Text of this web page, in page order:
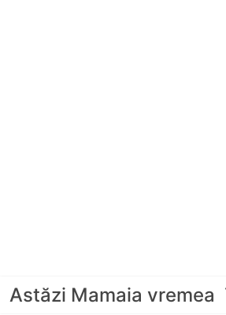
Astăzi Mamaia vremea